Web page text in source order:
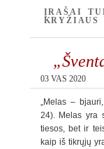
ĮRAŠAI
KRYŽIAUS
03 VAS 2020
„Melas –
24). Melas yra
tiesos, bet ir
kaip iš tikrųjų